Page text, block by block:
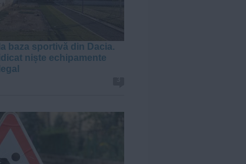
baza sportivă din Dacia.
niște echipamente